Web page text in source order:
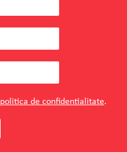
politica de confidentialitate.